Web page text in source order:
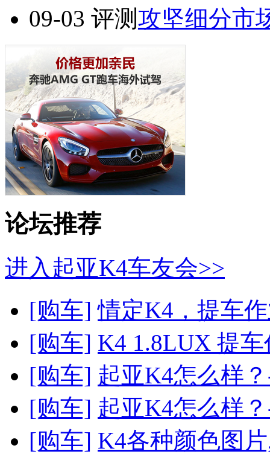
09-03 评测 攻坚细分市
论坛推荐
进入起亚K4车友会>>
[购车] 情定K4，提车
[购车] K4 1.8LUX 提
[购车] 起亚K4怎么样
[购车] 起亚K4怎么样
[购车] K4各种颜色图